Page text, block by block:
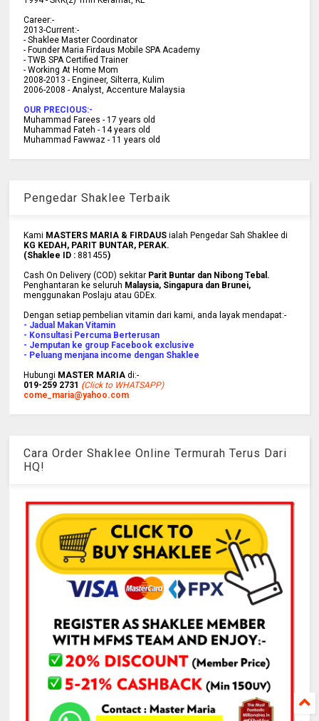
Career:-
2013-Current:-
- Shaklee Master Coordinator
- Founder Maria Firdaus Mobile SPA Academy
- TWB SPA Certified Trainer
- Working At Home Mom
2008-2013 - Engineer, Silterra, Kulim
2006-2008 - Analyst, Accenture Malaysia
OUR PRECIOUS:-
Muhammad Farees - 17 years old
Muhammad Fateh - 14 years old
Muhammad Fawwaz - 11 years old
Pengedar Shaklee Terbaik
Kami MASTERS MARIA & FIRDAUS ialah Pengedar Sah Shaklee di
KG KEDAH, PARIT BUNTAR, PERAK.
(Shaklee ID :881455)
Cash On Delivery (COD) sekitar Parit Buntar dan Nibong Tebal.
Penghantaran ke seluruh Malaysia, Singapura dan Brunei,
menggunakan Poslaju atau GDEx.
Dengan setiap pembelian vitamin dari kami, anda layak mendapat:-
- Jadual Makan Vitamin
- Konsultasi Percuma Berterusan
- Jemputan ke group Facebook exclusive
- Peluang menjana income dengan Shaklee
Hubungi MASTER MARIA di:-
019-259 2731 (Click to WHATSAPP)
come_maria@yahoo.com
Cara Order Shaklee Online Termurah Terus Dari
HQ!